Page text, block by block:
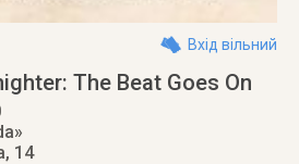
Вхід вільний
The Beat Goes On
14